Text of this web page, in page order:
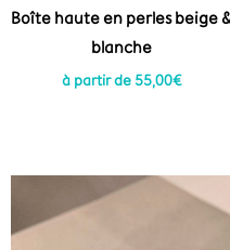
Boîte haute en perles beige
blanche
à partir de 55,00€